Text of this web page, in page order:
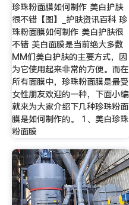
珍珠粉面膜如何制作 美白护肤
很不错【图】_护肤资讯百科 珍
珠粉面膜如何制作 美白护肤很
不错 美白面膜是当前绝大多数
MM们美白护肤的主要方式，因
为它使用起来非常的方便。而在
所有面膜中，珍珠粉面膜是最受
女性朋友欢迎的一种，下面小编
就来为大家介绍下几种珍珠粉面
膜是如何制作的。 1、美白珍珠
粉面膜